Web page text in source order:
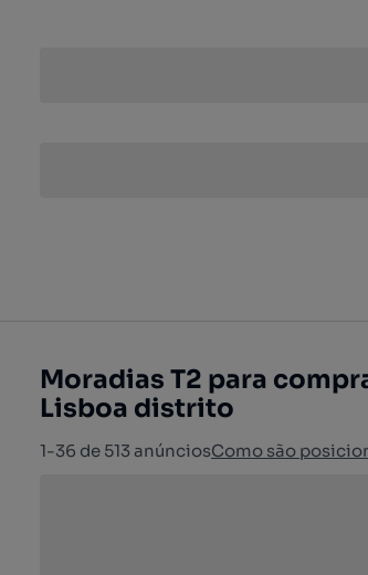
Moradias T2 para
Lisboa distrito
1-36 de 513 anúnciosComo são